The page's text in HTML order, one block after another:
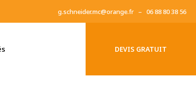
g.schneider.mc@orange.fr – 06 88 80 38 56
DEVIS GRATUIT